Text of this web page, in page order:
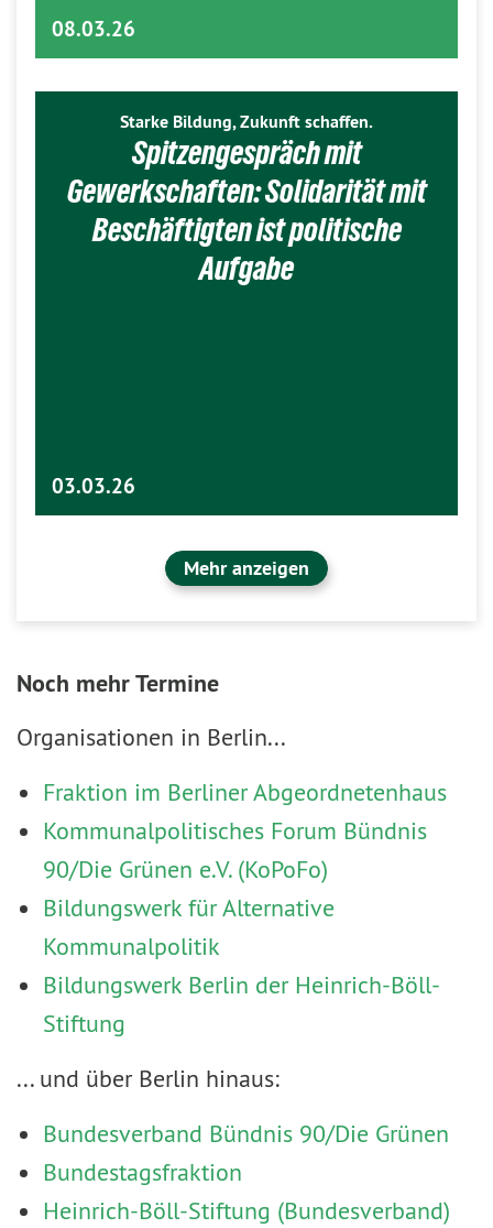
08.03.26
Starke Bildung, Zukunft schaffen.
Spitzengespräch mit
Gewerkschaften: Solidarität mit
Beschäftigten ist politische
Aufgabe
03.03.26
Mehr anzeigen
Noch mehr Termine
Organisationen in Berlin...
Fraktion im Berliner Abgeordnetenhaus
Kommunalpolitisches Forum Bündnis
90/Die Grünen e.V. (KoPoFo)
Bildungswerk für Alternative
Kommunalpolitik
Bildungswerk Berlin der Heinrich-Böll-
Stiftung
... und über Berlin hinaus:
Bundesverband Bündnis 90/Die Grünen
Bundestagsfraktion
Heinrich-Böll-Stiftung (Bundesverband)